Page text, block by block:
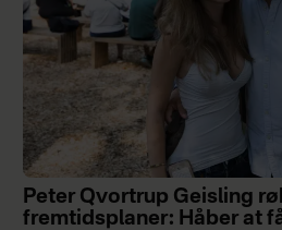
Peter Qvortrup Geisling
fremtidsplaner: Håber at